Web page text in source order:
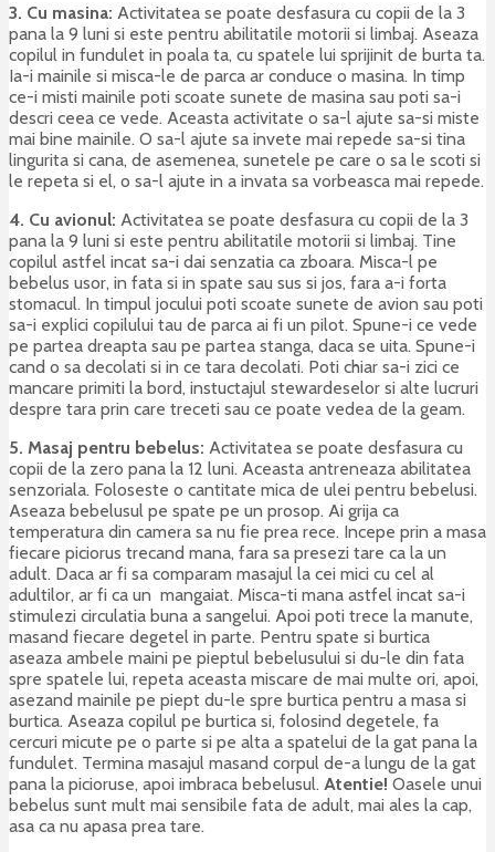
3. Cu masina: Activitatea se poate desfasura cu copii de la 3
pana la 9 luni si este pentru abilitatile motorii si limbaj. Aseaza
copilul in fundulet in poala ta, cu spatele lui sprijinit de burta ta.
Ia-i mainile si misca-le de parca ar conduce o masina. In timp
ce-i misti mainile poti scoate sunete de masina sau poti sa-i
descri ceea ce vede. Aceasta activitate o sa-l ajute sa-si miste
mai bine mainile. O sa-l ajute sa invete mai repede sa-si tina
lingurita si cana, de asemenea, sunetele pe care o sa le scoti si
le repeta si el, o sa-l ajute in a invata sa vorbeasca mai repede.
4. Cu avionul: Activitatea se poate desfasura cu copii de la 3
pana la 9 luni si este pentru abilitatile motorii si limbaj. Tine
copilul astfel incat sa-i dai senzatia ca zboara. Misca-l pe
bebelus usor, in fata si in spate sau sus si jos, fara a-i forta
stomacul. In timpul jocului poti scoate sunete de avion sau poti
sa-i explici copilului tau de parca ai fi un pilot. Spune-i ce vede
pe partea dreapta sau pe partea stanga, daca se uita. Spune-i
cand o sa decolati si in ce tara decolati. Poti chiar sa-i zici ce
mancare primiti la bord, instuctajul stewardeselor si alte lucruri
despre tara prin care treceti sau ce poate vedea de la geam.
5. Masaj pentru bebelus: Activitatea se poate desfasura cu
copii de la zero pana la 12 luni. Aceasta antreneaza abilitatea
senzoriala. Foloseste o cantitate mica de ulei pentru bebelusi.
Aseaza bebelusul pe spate pe un prosop. Ai grija ca
temperatura din camera sa nu fie prea rece. Incepe prin a masa
fiecare piciorus trecand mana, fara sa presezi tare ca la un
adult. Daca ar fi sa comparam masajul la cei mici cu cel al
adultilor, ar fi ca un mangaiat. Misca-ti mana astfel incat sa-i
stimulezi circulatia buna a sangelui. Apoi poti trece la manute,
masand fiecare degetel in parte. Pentru spate si burtica
aseaza ambele maini pe pieptul bebelusului si du-le din fata
spre spatele lui, repeta aceasta miscare de mai multe ori, apoi,
asezand mainile pe piept du-le spre burtica pentru a masa si
burtica. Aseaza copilul pe burtica si, folosind degetele, fa
cercuri micute pe o parte si pe alta a spatelui de la gat pana la
fundulet. Termina masajul masand corpul de-a lungu de la gat
pana la picioruse, apoi imbraca bebelusul. Atentie! Oasele unui
bebelus sunt mult mai sensibile fata de adult, mai ales la cap,
asa ca nu apasa prea tare.